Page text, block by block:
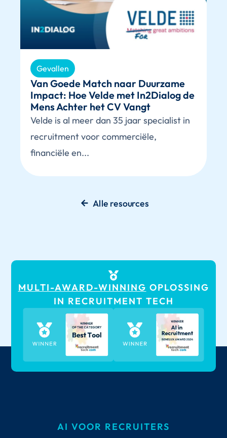
Gevallen
Van Goede Match naar Duurzame
Impact: Hoe Velde met In2Dialog de
Mens Achter het CV Vangt
Velde is al meer dan 35 jaar specialist in
recruitment voor commerciële,
financiële en...
Alle resources
MULTI-AWARD-WINNING OPLOSSING
IN RECRUITMENT TECH
AI VOOR RECRUITERS